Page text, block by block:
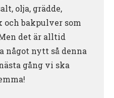
olja, grädde,
och bakpulver som
det är alltid
något nytt så denna
gång vi ska